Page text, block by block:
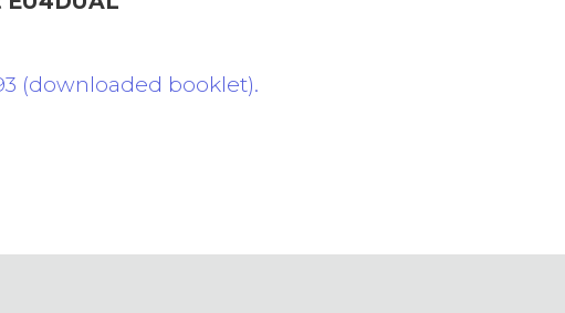
(downloaded booklet).